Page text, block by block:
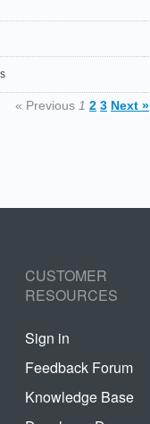
« Previous 1 2 3 Next »
CUSTOMER
RESOURCES
Sign in
Feedback Forum
Knowledge Base